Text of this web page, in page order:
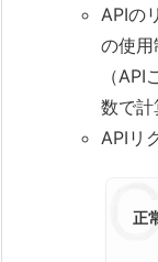
APIの
の使用
（
数で計
APIリ
正